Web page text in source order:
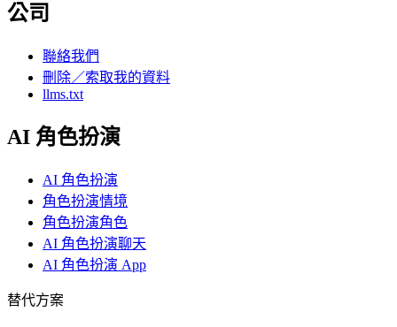
公司
聯絡我們
刪除／索取我的資料
llms.txt
AI 角色扮演
AI 角色扮演
角色扮演情境
角色扮演角色
AI 角色扮演聊天
AI 角色扮演 App
替代方案